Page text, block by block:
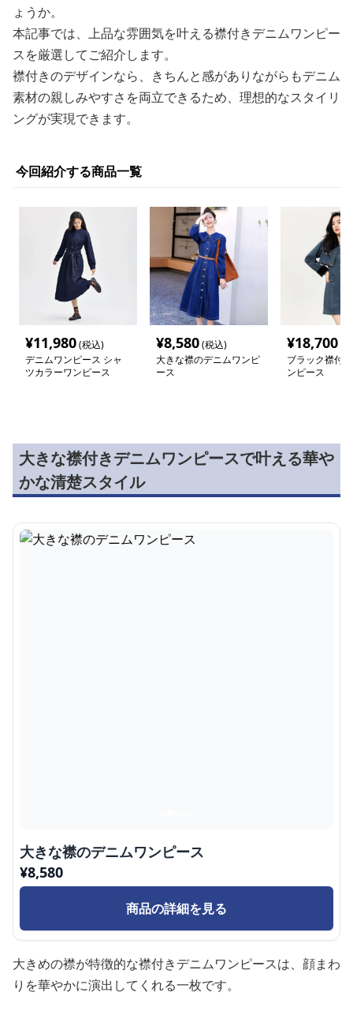
ょうか。
本記事では、上品な雰囲気を叶える襟付きデニムワンピー
スを厳選してご紹介します。
襟付きのデザインなら、きちんと感がありながらもデニム
素材の親しみやすさを両立できるため、理想的なスタイリ
ングが実現できます。
今回紹介する商品一覧
¥11,980(税込)
デニムワンピース シャ
ツカラーワンピース
¥8,580(税込)
大きな襟のデニムワンピ
ース
¥18,700
ブラック襟付
ンピース
大きな襟付きデニムワンピースで叶える華や
かな清楚スタイル
大きな襟のデニムワンピース
¥8,580
商品の詳細を見る
大きめの襟が特徴的な襟付きデニムワンピースは、顔まわ
りを華やかに演出してくれる一枚です。